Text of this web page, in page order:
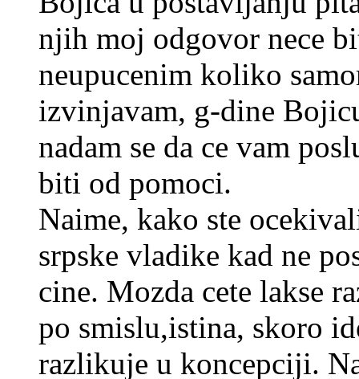
njih moj odgovor nece
neupucenim koliko
izvinjavam, g-dine
nadam se da ce vam
biti od pomoci.
Naime, kako ste
srpske vladike kad ne
cine. Mozda cete lakse
po smislu,istina, skoro
razlikuje u koncepciji.